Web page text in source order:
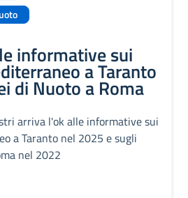
informative sui
a Taranto
di Nuoto a Roma
arriva l'ok alle informative sui
a Taranto nel 2025 e sugli
nel 2022